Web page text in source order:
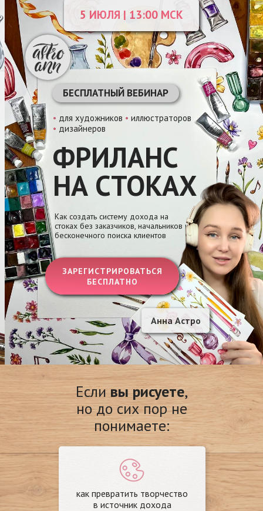
5 ИЮЛЯ | 13:00 МСК
ФРИЛАНС
НА СТОКАХ
• для художников • иллюстраторов
• дизайнеров
Как создать систему дохода на
стоках без заказчиков, начальников и
бесконечного поиска клиентов
БЕСПЛАТНЫЙ ВЕБИНАР
Анна Астро
ЗАРЕГИСТРИРОВАТЬСЯ
БЕСПЛАТНО
как превратить творчество
в источник дохода
Если вы рисуете,
но до сих пор не
понимаете: